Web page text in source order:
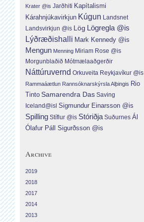
Krater @is Jarðhiti Kapítalismi
Kárahnjúkavirkjun Kúgun Landsnet
Landsvirkjun @is Lög Lögregla @is
Lýðræðishalli Mark Kennedy @is
Mengun Menning Miriam Rose @is
Morgunblaðið Mótmælaaðgerðir
Náttúruvernd Orkuveita Reykjavíkur @is
Rammaáætlun Rannsóknarskýrsla Alþingis Rio
Tinto Samarendra Das Saving
Iceland@isl Sigmundur Einarsson @is
Spilling Stíflur @is Stóriðja Suðurnes Ál
Ólafur Páll Sigurðsson @is
Archive
2019
2018
2017
2014
2013